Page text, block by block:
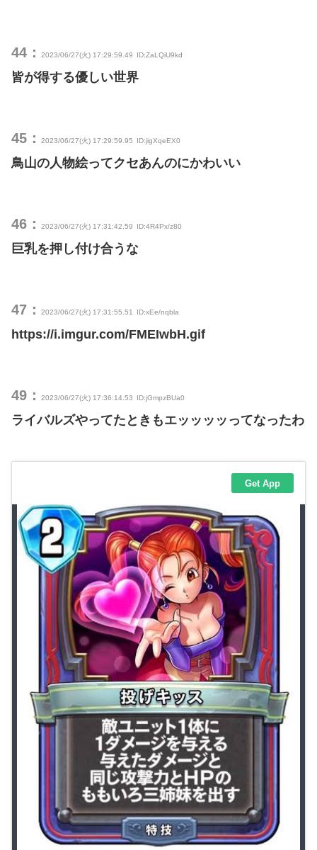
44： 2023/06/27(火) 17:29:59.49 ID:ZaLQiU9kd
皆が得する優しい世界
45： 2023/06/27(火) 17:29:59.95 ID:jigXqeEX0
鳥山の人物絵ってクセあんのにかわいい
46： 2023/06/27(火) 17:31:42.59 ID:4R4Px/z80
巨乳を押し付け合うな
47： 2023/06/27(火) 17:31:55.51 ID:xEe/nqbla
https://i.imgur.com/FMEIwbH.gif
49： 2023/06/27(火) 17:36:14.53 ID:jGmpzBUa0
ライバルズやってたときもエッッッッってなったわ